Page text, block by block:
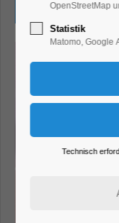
Eintritt frei
OpenStreetMap
Statistik
Matomo, Google
Technisch